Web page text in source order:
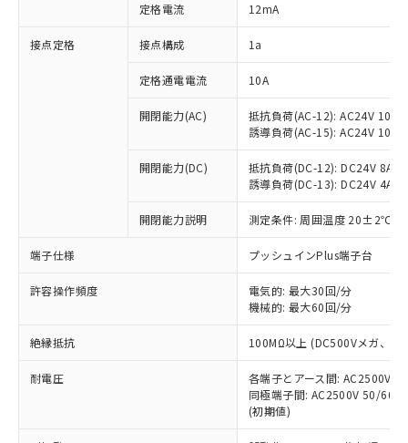
定格電流 12mA
接点定格 接点構成 1a
定格通電電流 10A
開閉能力(AC)
抵抗負荷(AC-12): AC24V 10A/
誘導負荷(AC-15): AC24V
開閉能力(DC)
抵抗負荷(DC-12): DC24V 8A/
誘導負荷(DC-13): DC24V 4A/
開閉能力説明 測定条件: 周囲温度 20±2℃、
端子仕様 プッシュインPlus端子台
許容操作頻度
電気的: 最大30回/分
機械的: 最大60回/分
絶縁抵抗 100MΩ以上 (DC500Vメガ、点
耐電圧
各端子とアース間: AC2500V
同極端子間: AC2500V 50/
(初期値)
ご利用条件
以下の条件をお読みいただき、同意のうえ
ご利用ください。
本サービスは、当社制御機器事業取扱
商品の当社在庫状況および標準価格
(税抜)を提供させていただくもので
当社制御機器事業取扱商品の中には、
本サービスの対象外となる商品もある
ことをご了承ください。
在庫状況および標準価格照会結果は、
記載している更新日時点での社内デー
タに基づき作成されるものであり、閲
覧された時点での実際の在庫および標
準価格とは異なる場合があることをご
対応済み：EU RoHS指令（10物質）の
非含有に対応した製品が提供可能な商品で
対応予定：EU RoHS指令（10物質）の非含
有に対応した製品に切り替える予定のある
対応予定なし：EU RoHS指令（10物質）の
非含有に非対応の商品で、対応品を出す予
定はありません。
調査・確認中：EU RoHS指令（10物質）の
非含有の対応状況を調査中または確認中の
非該当品：ライセンス料など無形物で、有
害物質有無と関係のない商品です。
仕入先様の事情により、非含有部品として
いたものが、含有品と判明した場合などや
むを得ず変更することがあります。
鉛(Pb) 1000ppm以下、 水銀(Hg) 1000ppm以下、 カド
六価クロム(Cr(Ⅵ)) 1000ppm以下、ポリ臭化ビフェニル
類(PBB) 1000ppm以下、ポリ臭化ジフェニルエーテル類
(PBDE) 1000ppm以下、フタル酸ビス(2-エチルヘキシ
※1 中国RoHS○×表
「○」：最大均質材料含有率が中国RoHSの
基準値以下であることを示します。
「×」：最大均質材料含有率が中国RoHSの
基準値を超えていることを示します。
「－」：未確認です。当社販売部門へお問
い合わせください。
*中国RoHS10物質の基準値 (GB/T26572)：
Pb(鉛) :1000ppm、 Hg(水銀) : 1000ppm、 Cd(カドミウ
Cr(Ⅵ)(六価クロム) : 1000ppm、 PBBs(ポリ臭化ビフェ
当社は、これら貴社製品のうち、外国
為替および外国貿易法に定める商品
（以下｢規制貨物等」という）を輸出
国政府の輸出許可(または役務取引許
可)を取得するなどの必要な手続きを